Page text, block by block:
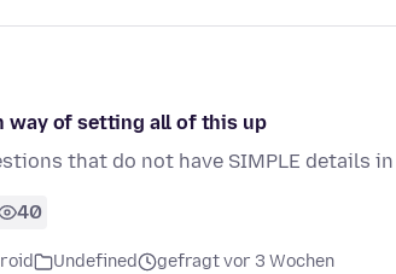
way of setting all of this up
that do not have SIMPLE details
40
Undefined gefragt vor 3 Wochen